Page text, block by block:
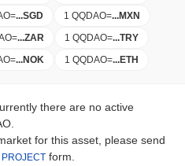
=...SGD 1 QQDAO=...MXN
=...ZAR 1 QQDAO=...TRY
=...NOK 1 QQDAO=...ETH
there are no active
for this asset, please send
PROJECT form.